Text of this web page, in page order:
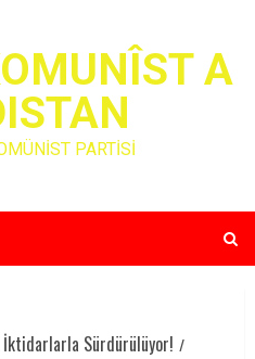
A
PARTİSİ
Sürdürülüyor!